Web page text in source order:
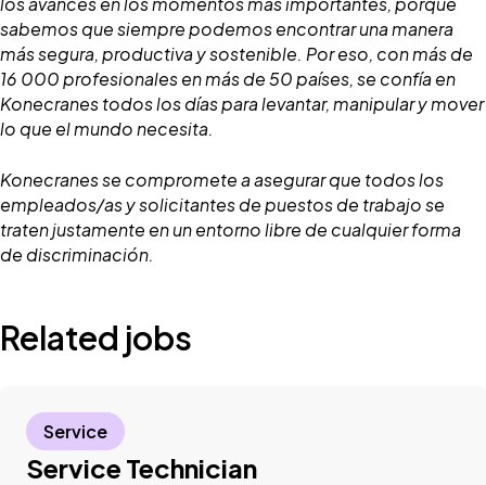
sabemos que siempre podemos encontrar una manera
más segura, productiva y sostenible. Por eso, con más de
16 000 profesionales en más de 50 países, se confía en
Konecranes todos los días para levantar, manipular y mover
lo que el mundo necesita.
Konecranes se compromete a asegurar que todos los
empleados/as y solicitantes de puestos de trabajo se
traten justamente en un entorno libre de cualquier forma
de discriminación.
Related jobs
Service Technician
Service